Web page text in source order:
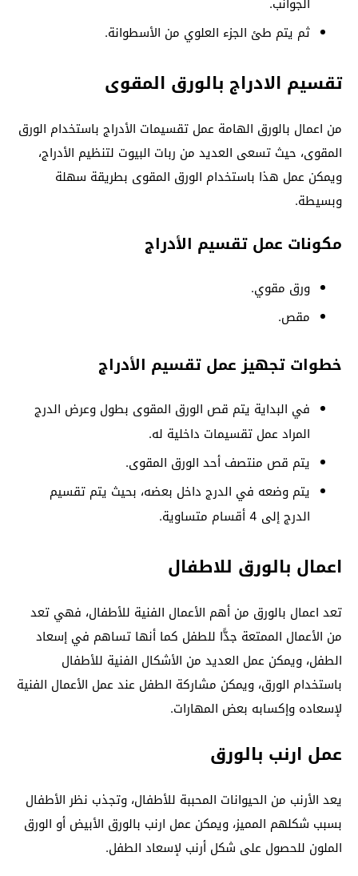
ثم يتم طئ الجزء العلوي من الأسطوانة.
تقسيم الادراج بالورق المقوى
من اعمال بالورق الهامة عمل تقسيمات الأدراج باستخدام الورق
المقوى، حيث تسعى العديد من ربات البيوت لتنظيم الأدراج،
ويمكن عمل هذا باستخدام الورق المقوى بطريقة سهلة
وبسيطة.
مكونات عمل تقسيم الأدراج
ورق مقوي.
مقص.
خطوات تجهيز عمل تقسيم الأدراج
في البداية يتم قص الورق المقوى بطول وعرض الدرج
المراد عمل تقسيمات داخلية له.
يتم قص منتصف أحد الورق المقوى.
يتم وضعه في الدرج داخل بعضه، بحيث يتم تقسيم
الدرج إلى 4 أقسام متساوية.
اعمال بالورق للاطفال
تعد اعمال بالورق من أهم الأعمال الفنية للأطفال، فهي تعد
من الأعمال الممتعة جدًّا للطفل كما أنها تساهم في إسعاد
الطفل، ويمكن عمل العديد من الأشكال الفنية للأطفال
باستخدام الورق، ويمكن مشاركة الطفل عند عمل الأعمال الفنية
لإسعاده وإكسابه بعض المهارات.
عمل ارنب بالورق
يعد الأرنب من الحيوانات المحببة للأطفال، وتجذب نظر الأطفال
بسبب شكلهم المميز، ويمكن عمل ارنب بالورق الأبيض أو الورق
الملون للحصول على شكل أرنب لإسعاد الطفل.